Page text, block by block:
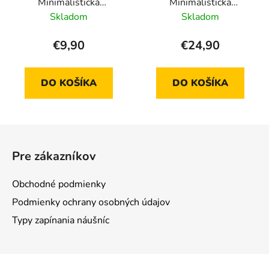
vodeodolná crossbody
Skladom
€9,90
DO KOŠÍKA
elegantná kabelka
Skladom
€24,90
DO KOŠÍKA
Pre zákazníkov
Obchodné podmienky
Podmienky ochrany osobných údajov
Typy zapínania náušníc